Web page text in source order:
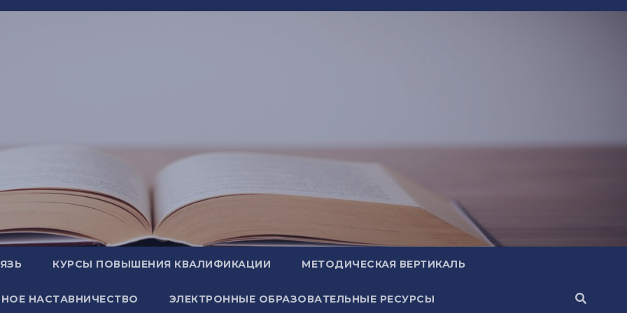
КУРСЫ ПОВЫШЕНИЯ КВАЛИФИКАЦИИ МЕТОДИЧЕСКАЯ ВЕРТИКАЛЬ
НАСТАВНИЧЕСТВО ЭЛЕКТРОННЫЕ ОБРАЗОВАТЕЛЬНЫЕ РЕСУРСЫ